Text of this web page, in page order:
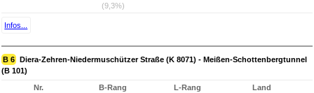
(9,3%)
Infos...
B 6 Diera-Zehren-Niedermuschützer Straße (K 8071) - Meißen-Schottenbergtunnel
(B 101)
Nr.
B-Rang
L-Rang
Land